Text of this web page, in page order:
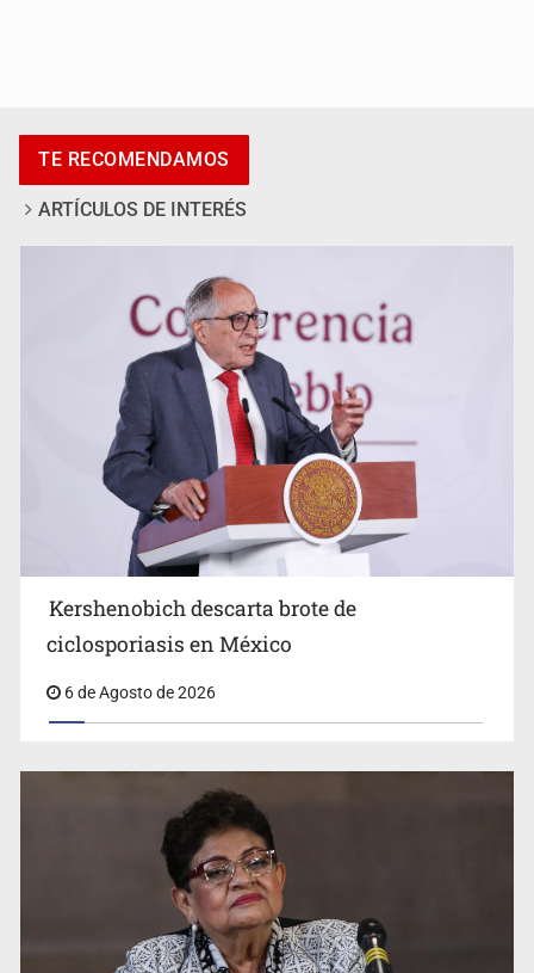
en Oblatos
Advierten retrocesos en transparencia tras desaparición
del INAI
Jalisco mantiene la búsqueda de 21 adolescentes
desaparecidos durante julio
TE RECOMENDAMOS
ARTÍCULOS DE INTERÉS
Kershenobich descarta brote de
ciclosporiasis en México
6 de Agosto de 2026